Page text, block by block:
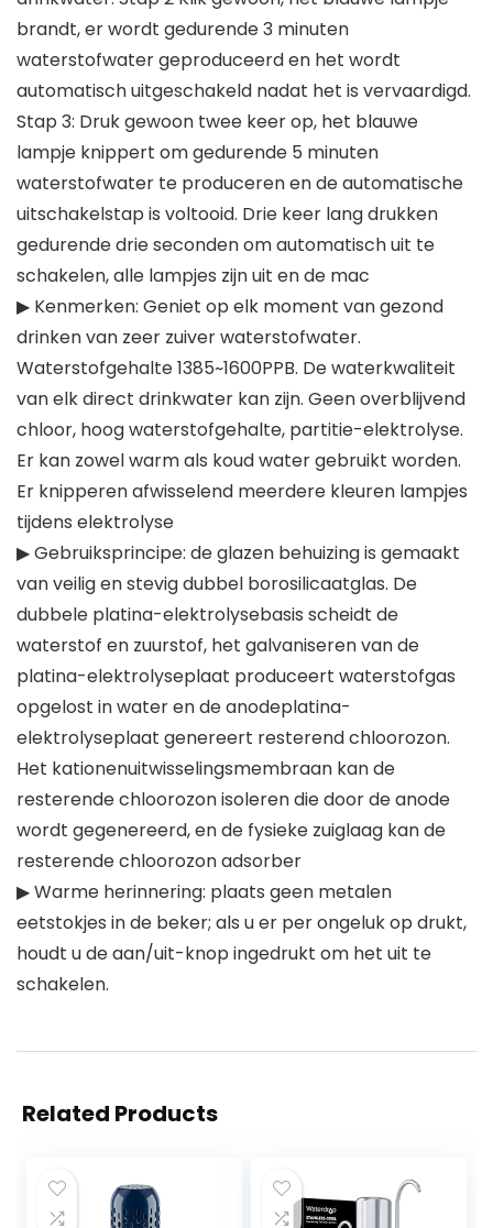
brandt, er wordt gedurende 3 minuten
waterstofwater geproduceerd en het wordt
automatisch uitgeschakeld nadat het is vervaardigd.
Stap 3: Druk gewoon twee keer op, het blauwe
lampje knippert om gedurende 5 minuten
waterstofwater te produceren en de automatische
uitschakelstap is voltooid. Drie keer lang drukken
gedurende drie seconden om automatisch uit te
schakelen, alle lampjes zijn uit en de mac
▶ Kenmerken: Geniet op elk moment van gezond
drinken van zeer zuiver waterstofwater.
Waterstofgehalte 1385~1600PPB. De waterkwaliteit
van elk direct drinkwater kan zijn. Geen overblijvend
chloor, hoog waterstofgehalte, partitie-elektrolyse.
Er kan zowel warm als koud water gebruikt worden.
Er knipperen afwisselend meerdere kleuren lampjes
tijdens elektrolyse
▶ Gebruiksprincipe: de glazen behuizing is gemaakt
van veilig en stevig dubbel borosilicaatglas. De
dubbele platina-elektrolysebasis scheidt de
waterstof en zuurstof, het galvaniseren van de
platina-elektrolyseplaat produceert waterstofgas
opgelost in water en de anodeplatina-
elektrolyseplaat genereert resterend chloorozon.
Het kationenuitwisselingsmembraan kan de
resterende chloorozon isoleren die door de anode
wordt gegenereerd, en de fysieke zuiglaag kan de
resterende chloorozon adsorber
▶ Warme herinnering: plaats geen metalen
eetstokjes in de beker; als u er per ongeluk op drukt,
houdt u de aan/uit-knop ingedrukt om het uit te
schakelen.
Related Products